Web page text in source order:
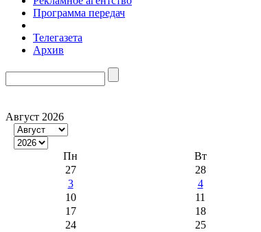
Программа передач
Телегазета
Архив
Август 2026
Пн Вт
27
28
3
4
10
11
17
18
24
25